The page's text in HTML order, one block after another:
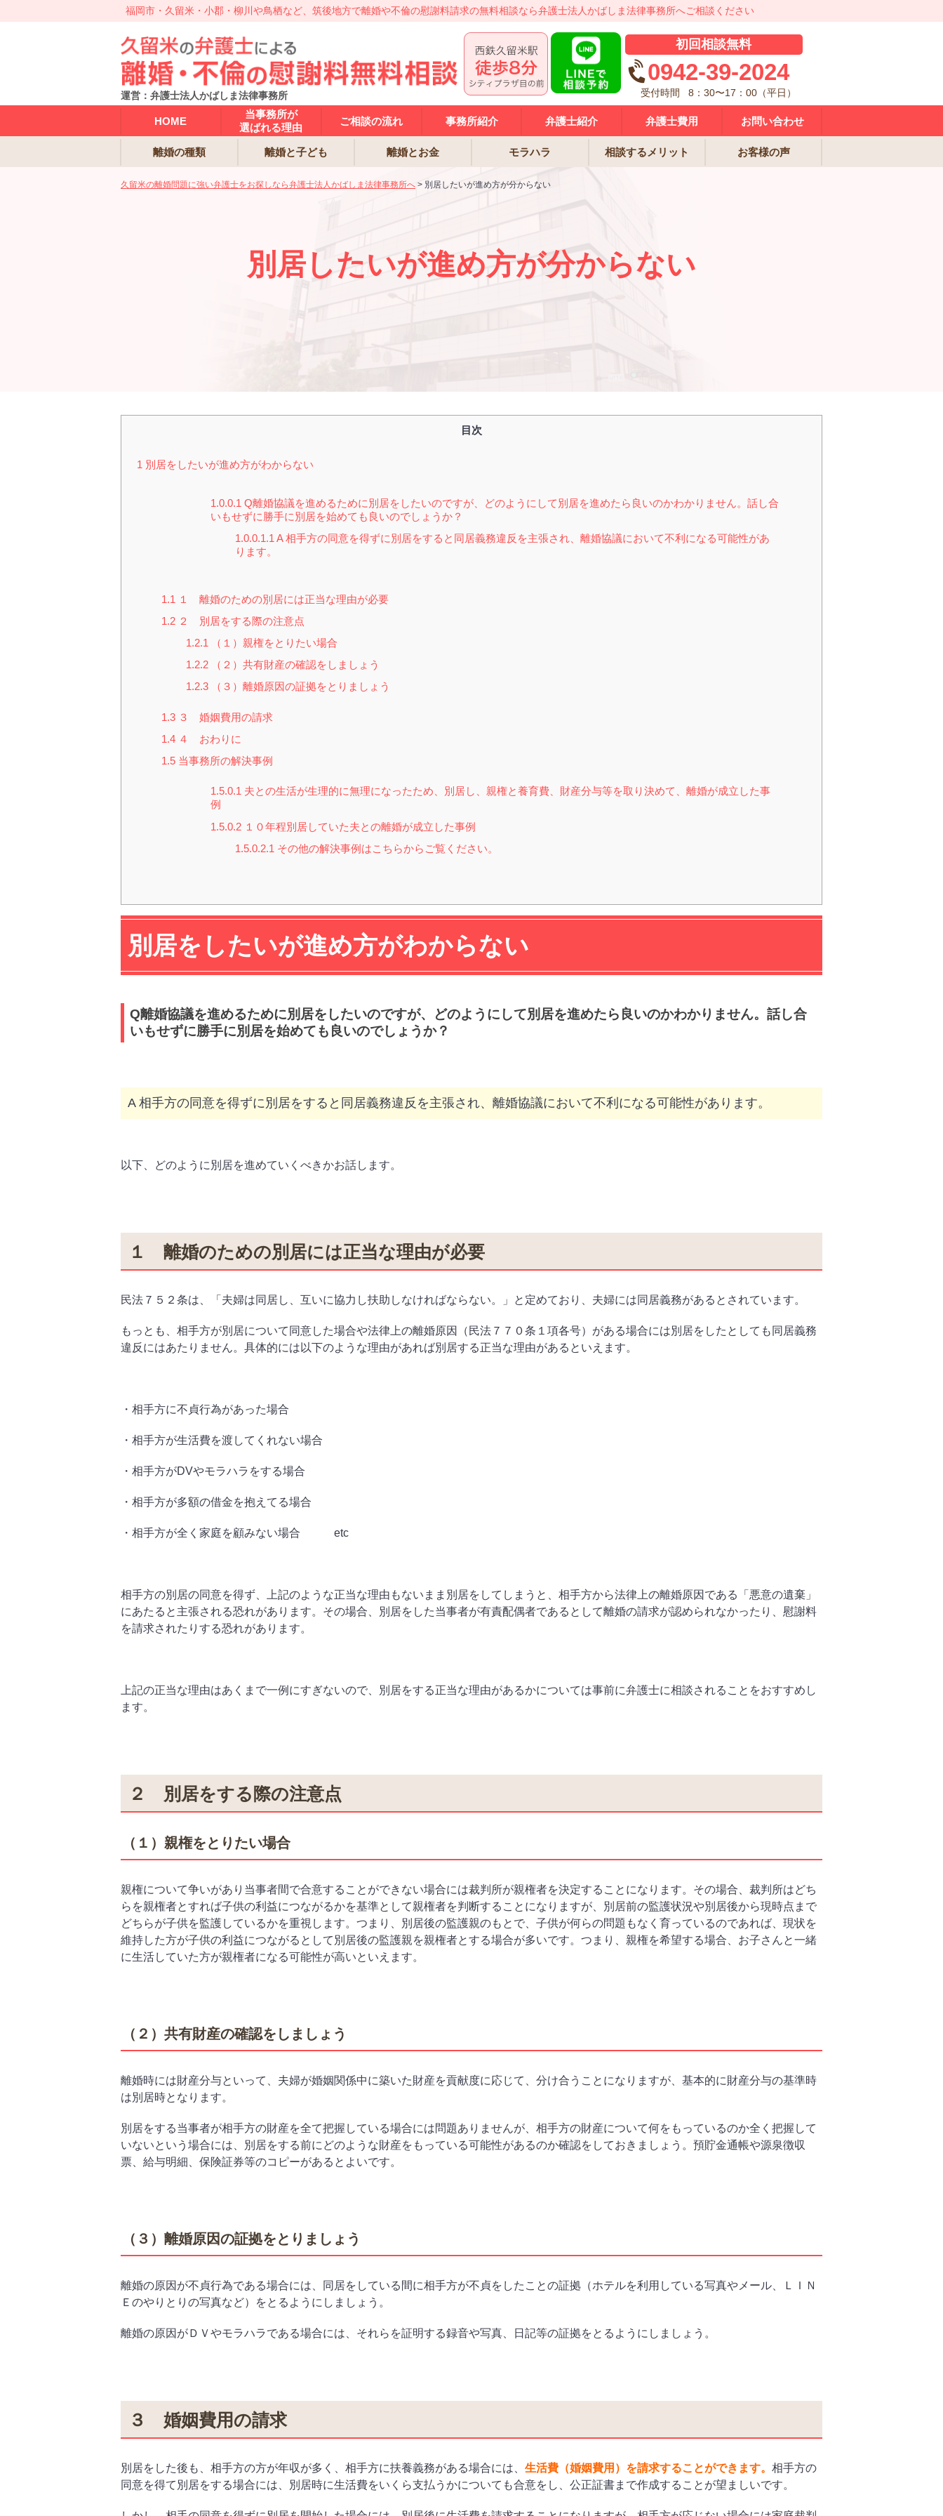
福岡市・久留米・小郡・柳川や鳥栖など、筑後地方で離婚や不倫の慰謝料請求の無料相談なら弁護士法人かばしま法律事務所へご相談ください
運営：弁護士法人かばしま法律事務所
初回相談無料
0942-39-2024
受付時間 8：30〜17：00（平日）
HOME
当事務所が
選ばれる理由
ご相談の流れ 事務所紹介 弁護士紹介 弁護士費用 お問い合わせ
離婚の種類 離婚と子ども 離婚とお金 モラハラ 相談するメリット お客様の声
久留米の離婚問題に強い弁護士をお探しなら弁護士法人かばしま法律事務所へ > 別居したいが進め方が分からない
別居したいが進め方が分からない
目次
1 別居をしたいが進め方がわからない
1.0.0.1 Q離婚協議を進めるために別居をしたいのですが、どのようにして別居を進めたら良いのかわかりません。話し合
いもせずに勝手に別居を始めても良いのでしょうか？
1.0.0.1.1 A 相手方の同意を得ずに別居をすると同居義務違反を主張され、離婚協議において不利になる可能性があ
ります。
1.1 １ 離婚のための別居には正当な理由が必要
1.2 ２ 別居をする際の注意点
1.2.1
（１）親権をとりたい場合
1.2.2 （２）共有財産の確認をしましょう
1.2.3 （３）離婚原因の証拠をとりましょう
1.3 ３ 婚姻費用の請求
1.4 ４ おわりに
1.5 当事務所の解決事例
1.5.0.1 夫との生活が生理的に無理になったため、別居し、親権と養育費、財産分与等を取り決めて、離婚が成立した事
例
1.5.0.2 １０年程別居していた夫との離婚が成立した事例
1.5.0.2.1 その他の解決事例はこちらからご覧ください。
別居をしたいが進め方がわからない
Q離婚協議を進めるために別居をしたいのですが、どのようにして別居を進めたら良いのかわかりません。話し合
いもせずに勝手に別居を始めても良いのでしょうか？
A 相手方の同意を得ずに別居をすると同居義務違反を主張され、離婚協議において不利になる可能性があります。
以下、どのように別居を進めていくべきかお話します。
１ 離婚のための別居には正当な理由が必要
民法７５２条は、「夫婦は同居し、互いに協力し扶助しなければならない。」と定めており、夫婦には同居義務があるとされています。
もっとも、相手方が別居について同意した場合や法律上の離婚原因（民法７７０条１項各号）がある場合には別居をしたとしても同居義務
違反にはあたりません。具体的には以下のような理由があれば別居する正当な理由があるといえます。
・相手方に不貞行為があった場合
・相手方が生活費を渡してくれない場合
・相手方がDVやモラハラをする場合
・相手方が多額の借金を抱えてる場合
・相手方が全く家庭を顧みない場合 etc
相手方の別居の同意を得ず、上記のような正当な理由もないまま別居をしてしまうと、相手方から法律上の離婚原因である「悪意の遺棄」
にあたると主張される恐れがあります。その場合、別居をした当事者が有責配偶者であるとして離婚の請求が認められなかったり、慰謝料
を請求されたりする恐れがあります。
上記の正当な理由はあくまで一例にすぎないので、別居をする正当な理由があるかについては事前に弁護士に相談されることをおすすめし
ます。
２ 別居をする際の注意点
（１）親権をとりたい場合
親権について争いがあり当事者間で合意することができない場合には裁判所が親権者を決定することになります。その場合、裁判所はどち
らを親権者とすれば子供の利益につながるかを基準として親権者を判断することになりますが、別居前の監護状況や別居後から現時点まで
どちらが子供を監護しているかを重視します。つまり、別居後の監護親のもとで、子供が何らの問題もなく育っているのであれば、現状を
維持した方が子供の利益につながるとして別居後の監護親を親権者とする場合が多いです。つまり、親権を希望する場合、お子さんと一緒
に生活していた方が親権者になる可能性が高いといえます。
（２）共有財産の確認をしましょう
離婚時には財産分与といって、夫婦が婚姻関係中に築いた財産を貢献度に応じて、分け合うことになりますが、基本的に財産分与の基準時
は別居時となります。
別居をする当事者が相手方の財産を全て把握している場合には問題ありませんが、相手方の財産について何をもっているのか全く把握して
いないという場合には、別居をする前にどのような財産をもっている可能性があるのか確認をしておきましょう。預貯金通帳や源泉徴収
票、給与明細、保険証券等のコピーがあるとよいです。
（３）離婚原因の証拠をとりましょう
離婚の原因が不貞行為である場合には、同居をしている間に相手方が不貞をしたことの証拠（ホテルを利用している写真やメール、ＬＩＮ
Ｅのやりとりの写真など）をとるようにしましょう。
離婚の原因がＤＶやモラハラである場合には、それらを証明する録音や写真、日記等の証拠をとるようにしましょう。
３ 婚姻費用の請求
別居をした後も、相手方の方が年収が多く、相手方に扶養義務がある場合には、 生活費（婚姻費用）を請求することができます。 相手方の
同意を得て別居をする場合には、別居時に生活費をいくら支払うかについても合意をし、公正証書まで作成することが望ましいです。